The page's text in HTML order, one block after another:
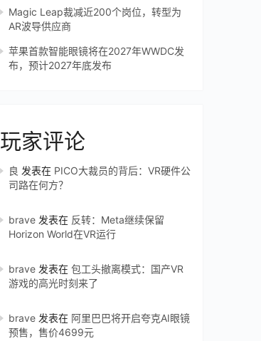
Magic Leap裁减近200个岗位，转型为
AR波导供应商
苹果首款智能眼镜将在2027年WWDC发
布，预计2027年底发布
玩家评论
良 发表在 PICO大裁员的背后：VR硬件公
司路在何方？
brave 发表在 反转：Meta继续保留
Horizon World在VR运行
brave 发表在 包工头撤离模式：国产VR
游戏的高光时刻来了
brave 发表在 阿里巴巴将开启夸克AI眼镜
预售，售价4699元